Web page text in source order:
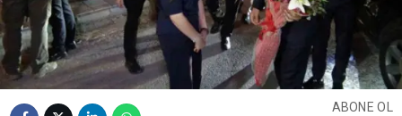
ABONE OL